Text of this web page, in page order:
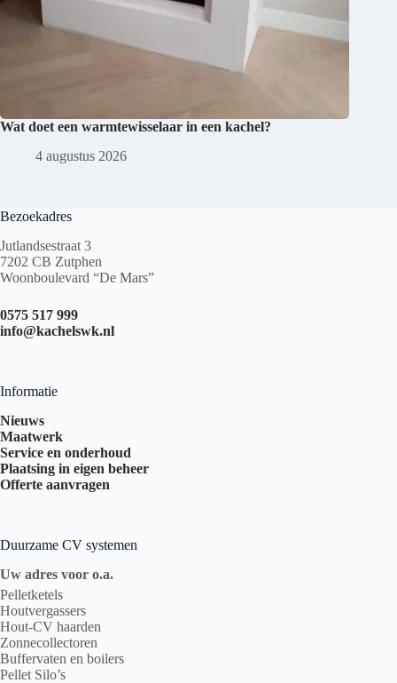
Wat doet een warmtewisselaar in een kachel?
4 augustus 2026
Bezoekadres
Jutlandsestraat 3
7202 CB Zutphen
Woonboulevard “De Mars”
0575 517 999
info@kachelswk.nl
Informatie
Nieuws
Maatwerk
Service en onderhoud
Plaatsing in eigen beheer
Offerte aanvragen
Duurzame CV systemen
Uw adres voor o.a.
Pelletketels
Houtvergassers
Hout-CV haarden
Zonnecollectoren
Buffervaten en boilers
Pellet Silo’s